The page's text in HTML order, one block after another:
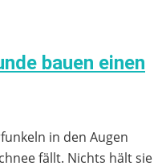
bauen einen
in den Augen
fällt. Nichts hält sie